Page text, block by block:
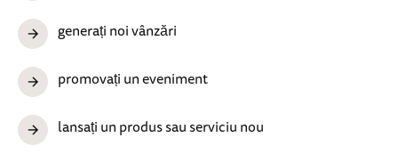
generați noi vânzări
promovați un eveniment
lansați un produs sau serviciu nou